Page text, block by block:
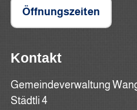
Öffnungszeiten
Kontakt
Gemeindeverwaltung
Städtli 4